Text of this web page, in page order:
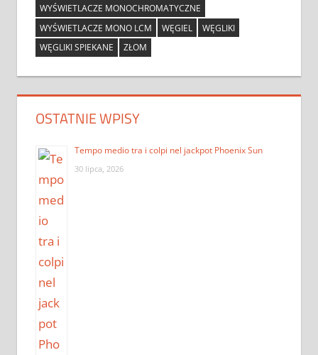
WYŚWIETLACZE MONOCHROMATYCZNE
WYŚWIETLACZE MONO LCM
WĘGIEL
WĘGLIKI
WĘGLIKI SPIEKANE
ZŁOM
OSTATNIE WPISY
Tempo medio tra i colpi nel jackpot Phoenix Sun
30 lipca, 2026